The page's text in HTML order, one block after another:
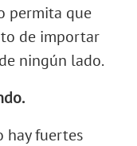
permita que
de importar
ningún lado.
hay fuertes